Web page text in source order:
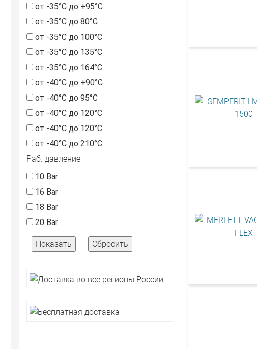
от -35°С до +95°С
от -35°С до 80°С
от -35°С до 100°С
от -35°С до 135°С
от -35°С до 164°С
от -40°С до +90°С
от -40°С до 95°С
от -40°С до 120°С
от -40°С до 120°С
от -40°С до 210°С
Раб. давление
10 Bar
16 Bar
18 Bar
20 Bar
Показать Сбросить